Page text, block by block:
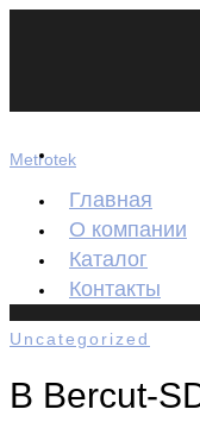
Metrotek
Главная
О компании
Каталог
Контакты
Uncategorized
В Bercut-